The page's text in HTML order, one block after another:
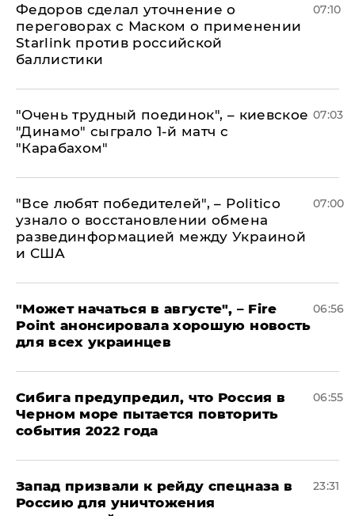
Федоров сделал уточнение о
переговорах с Маском о применении
Starlink против российской
баллистики
07:10
"Очень трудный поединок", – киевское
"Динамо" сыграло 1-й матч с
"Карабахом"
07:03
​"Все любят победителей", – Politico
узнало о восстановлении обмена
развединформацией между Украиной
и США
07:00
"Может начаться в августе", – Fire
Point анонсировала хорошую новость
для всех украинцев
06:56
Сибига предупредил, что Россия в
Черном море пытается повторить
события 2022 года
06:55
Запад призвали к рейду спецназа в
Россию для уничтожения
23:31